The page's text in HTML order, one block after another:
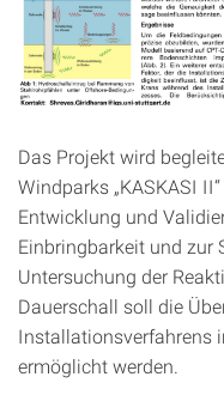
Das Projekt wird
Windparks „KASKASI
Entwicklung und
Einbringbarkeit und zur
Untersuchung der
Dauerschall soll die
Installationsverfahrens
ermöglicht werden.